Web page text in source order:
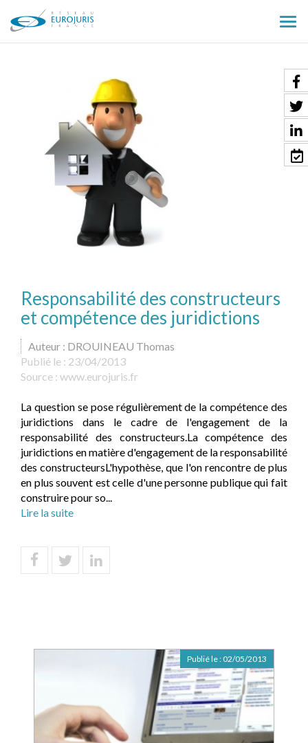
le
Responsabilité des constructeurs
et compétence des juridictions
Auteur : DROUINEAU Thomas
Publié le : 23/04/2013
Source : www.eurojuris.fr
La question se pose régulièrement de la compétence des
juridictions dans le cadre de l'engagement de la
responsabilité des constructeurs.La compétence des
juridictions en matière d'engagement de la responsabilité
des constructeursL'hypothèse, que l'on rencontre de plus
en plus souvent est celle d'une personne publique qui fait
construire pour so...
Lire la suite
Publié le : 02/05/2013